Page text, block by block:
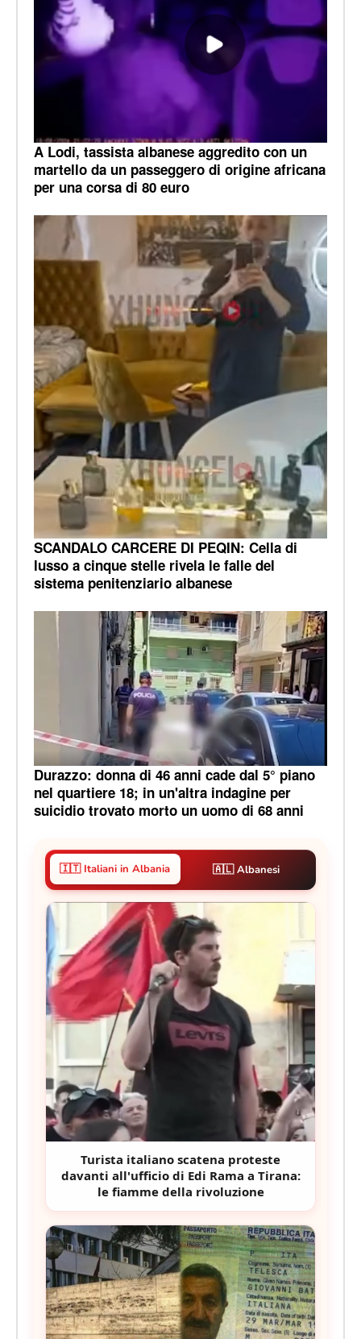
A Lodi, tassista albanese aggredito con un
martello da un passeggero di origine africana
per una corsa di 80 euro
SCANDALO CARCERE DI PEQIN: Cella di
lusso a cinque stelle rivela le falle del
sistema penitenziario albanese
Durazzo: donna di 46 anni cade dal 5° piano
nel quartiere 18; in un'altra indagine per
suicidio trovato morto un uomo di 68 anni
🇮🇹 Italiani in Albania 🇦🇱 Albanesi
Turista italiano scatena proteste
davanti all'ufficio di Edi Rama a Tirana:
le fiamme della rivoluzione